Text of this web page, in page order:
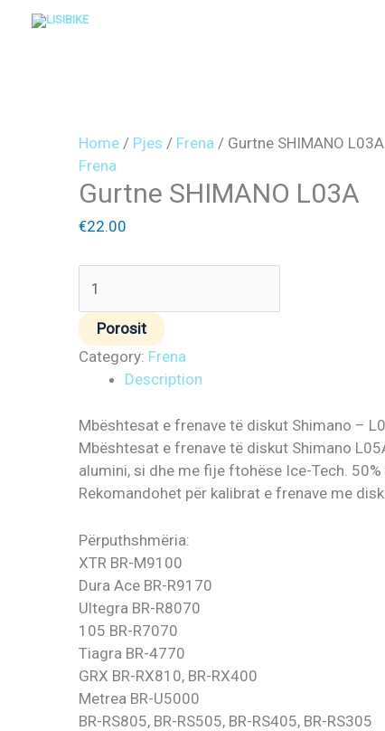
Home / Pjes / Frena / Gurtne SHIMANO L03A
Frena
Gurtne SHIMANO L03A
€22.00
quantity
Porosit
Category: Frena
Description
Mbështesat e frenave të diskut Shimano –
Mbështesat e frenave të diskut Shimano
alumini, si dhe me fije ftohëse Ice-Tech.
Rekomandohet për kalibrat e frenave me
Përputhshmëria:
XTR BR-M9100
Dura Ace BR-R9170
Ultegra BR-R8070
105 BR-R7070
Tiagra BR-4770
GRX BR-RX810, BR-RX400
Metrea BR-U5000
BR-RS805, BR-RS505, BR-RS405, BR-RS305